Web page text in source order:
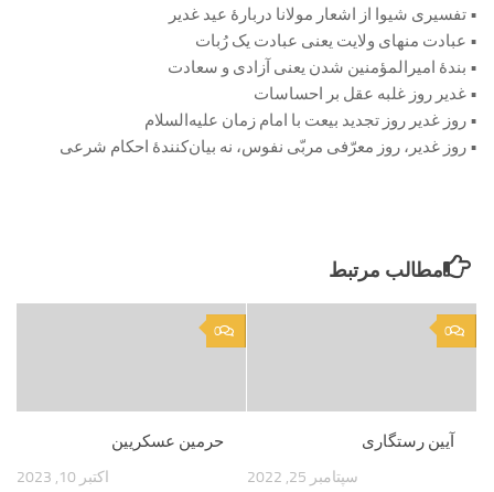
• تفسیری شیوا از اشعار مولانا دربارۀ عید غدیر
• عبادت منهای ولایت یعنی عبادت یک رُبات
• بندۀ امیرالمؤمنین شدن یعنی آزادی و سعادت
• غدیر روز غلبه عقل بر احساسات
• روز غدیر روز تجدید بیعت با امام زمان علیه‌السلام
• روز غدیر، روز معرّفی مربّی نفوس، نه بیان‌کنندۀ احکام شرعی
مطالب مرتبط
0
حرمین عسکریین
اکتبر 10, 2023
0
آیین رستگاری
سپتامبر 25, 2022